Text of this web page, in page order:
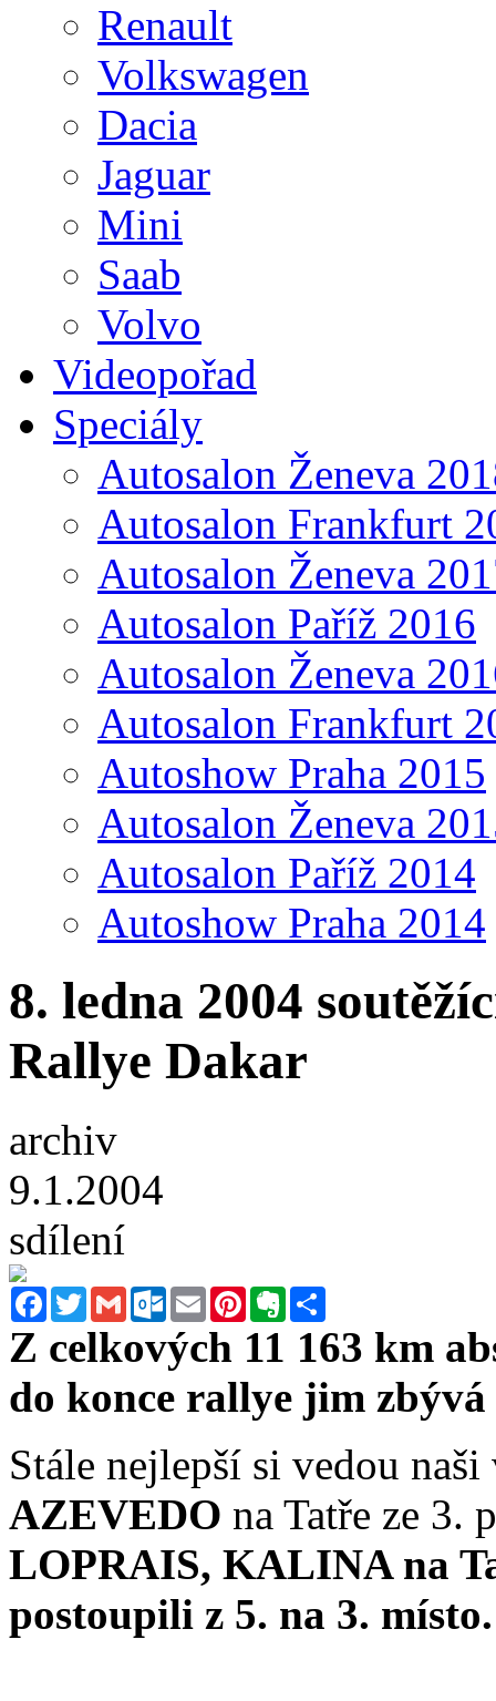
Renault
Volkswagen
Dacia
Jaguar
Mini
Saab
Volvo
Videopořad
Speciály
Autosalon Ženeva
Autosalon Frankfurt
Autosalon Ženeva
Autosalon Paříž 2016
Autosalon Ženeva
Autosalon Frankfurt
Autoshow Praha 2015
Autosalon Ženeva
Autosalon Paříž 2014
Autoshow Praha 2014
8. ledna 2004
Rallye Dakar
archiv
9.1.2004
sdílení
FacebookTwitterGmail Outlook.com
Email PinterestEvernote
Z celkových 11 163 km
do konce rallye jim zbývá
Stále nejlepší si vedou
AZEVEDO na Tatře ze 3.
LOPRAIS, KALINA na
postoupili z 5. na 3. místo.